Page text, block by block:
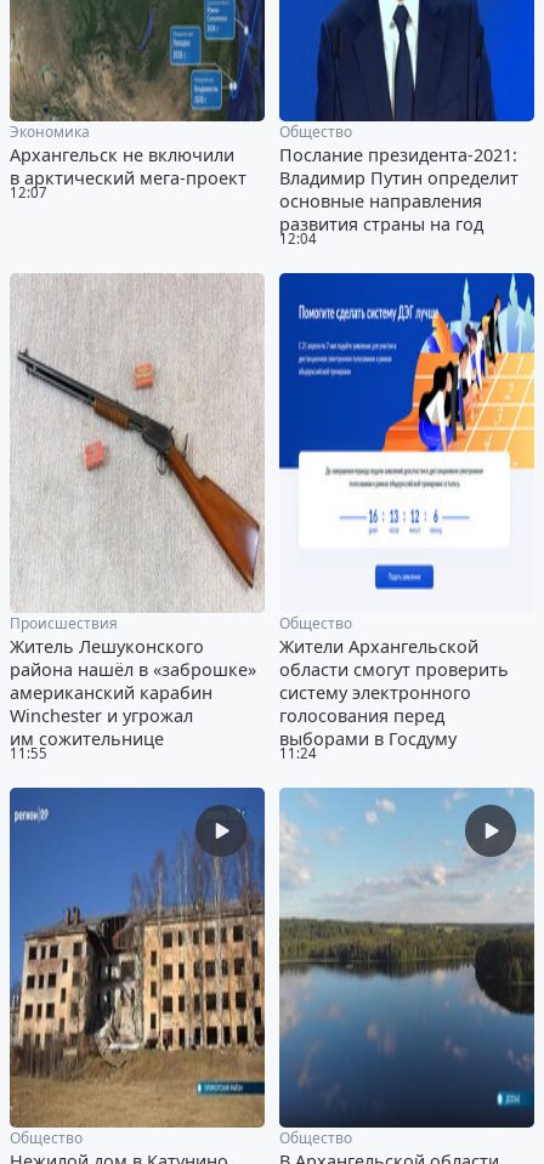
12:07
Экономика
Архангельск не включили
в арктический мега-проект
12:04
Общество
Послание президента-2021:
Владимир Путин определит
основные направления
развития страны на год
11:55
Происшествия
Житель Лешуконского
района нашёл в «заброшке»
американский карабин
Winchester и угрожал
им сожительнице
11:24
Общество
Жители Архангельской
области смогут проверить
систему электронного
голосования перед
выборами в Госдуму
Общество Общество